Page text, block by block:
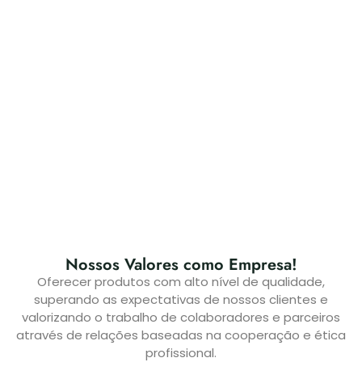
Nossos Valores como Empresa!
Oferecer produtos com alto nível de qualidade,
superando as expectativas de nossos clientes e
valorizando o trabalho de colaboradores e parceiros
através de relações baseadas na cooperação e ética
profissional.